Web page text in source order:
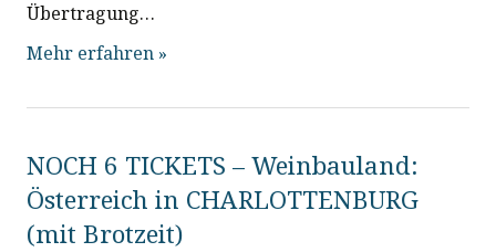
Übertragung…
Mehr erfahren »
NOCH 6 TICKETS – Weinbauland:
Österreich in CHARLOTTENBURG
(mit Brotzeit)